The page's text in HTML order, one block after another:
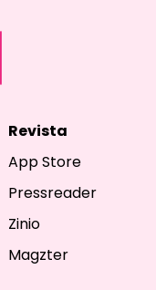
Revista
App Store
Pressreader
Zinio
Magzter